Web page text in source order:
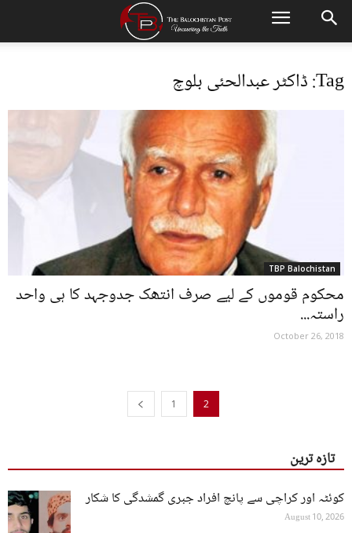
Tag: ڈاکٹر عبدالحئی بلوچ
TBP Balochistan
محکوم قوموں کے لیے صرف انتھک جدوجہد کا ہی واحد
راستہ...
October 26, 2018
1 2
تازہ ترین
کوئٹہ اور کراچی سے پانچ افراد جبری گمشدگی کا شکار
August 10, 2026